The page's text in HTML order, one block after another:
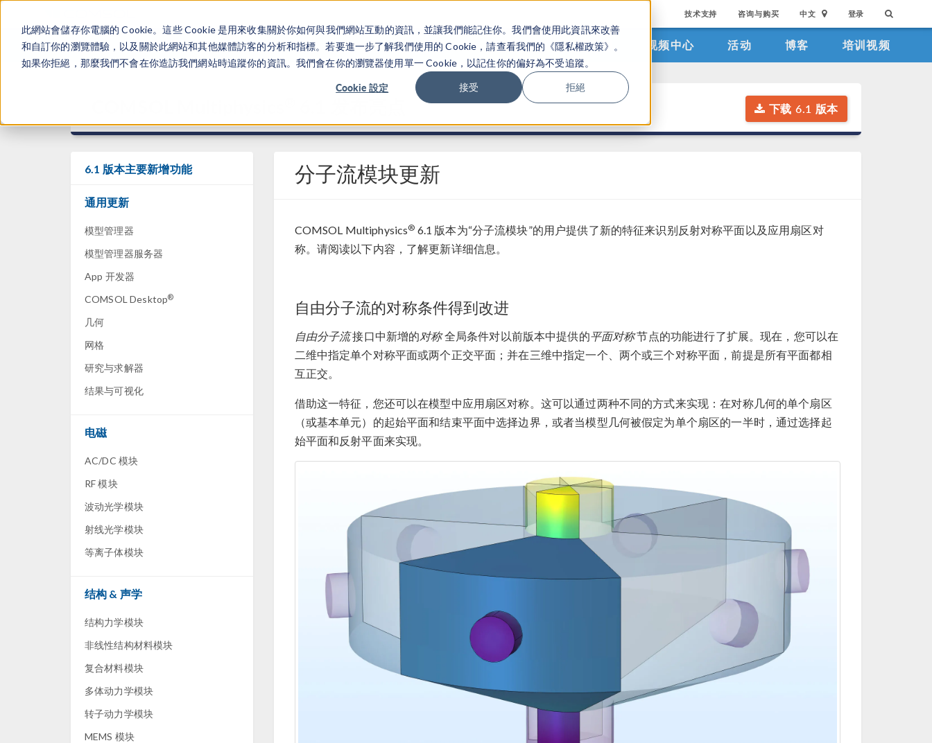
此網站會儲存你電腦的 Cookie。這些 Cookie 是用來收集關於你如何與我們網站互動的資訊，並讓我們能記住你。我們會使用此資訊來改善
和自訂你的瀏覽體驗，以及關於此網站和其他媒體訪客的分析和指標。若要進一步了解我們使用的 Cookie，請查看我們的《隱私權政策》。
如果你拒絕，那麼我們不會在你造訪我們網站時追蹤你的資訊。我們會在你的瀏覽器使用單一 Cookie，以記住你的偏好為不受追蹤。
Cookie 設定 接受 拒絕
技术支持 咨询与购买 中文 登录
产品 行业应用 视频中心 活动 博客 培训视频
下载 6.1 版本
6.1 版本主要新增功能
通用更新
模型管理器
模型管理器服务器
App 开发器
COMSOL Desktop®
几何
网格
研究与求解器
结果与可视化
电磁
AC/DC 模块
RF 模块
波动光学模块
射线光学模块
等离子体模块
结构 & 声学
结构力学模块
非线性结构材料模块
复合材料模块
多体动力学模块
转子动力学模块
MEMS 模块
分子流模块更新
COMSOL Multiphysics® 6.1 版本为“分子流模块”的用户提供了新的特征来识别反射对称平面以及应用扇区对
称。请阅读以下内容，了解更新详细信息。
自由分子流的对称条件得到改进
自由分子流接口中新增的对称全局条件对以前版本中提供的平面对称节点的功能进行了扩展。现在，您可以在
二维中指定单个对称平面或两个正交平面；并在三维中指定一个、两个或三个对称平面，前提是所有平面都相
互正交。
借助这一特征，您还可以在模型中应用扇区对称。这可以通过两种不同的方式来实现：在对称几何的单个扇区
（或基本单元）的起始平面和结束平面中选择边界，或者当模型几何被假定为单个扇区的一半时，通过选择起
始平面和反射平面来实现。